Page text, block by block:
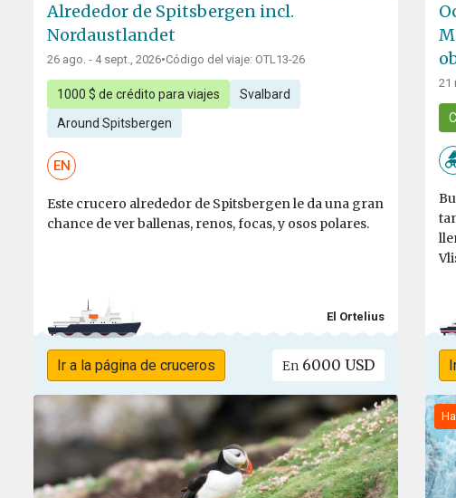
Alrededor de Spitsbergen incl.
Nordaustlandet
26 ago. - 4 sept., 2026•Código del viaje: OTL13-26
1000 $ de crédito para viajes Svalbard
Around Spitsbergen
EN
Este crucero alrededor de Spitsbergen le da una gran
chance de ver ballenas, renos, focas, y osos polares.
El Ortelius
Ir a la página de cruceros En 6000 USD
21